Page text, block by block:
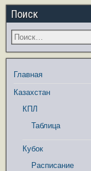
Поиск
Главная
Казахстан
КПЛ
Таблица
Кубок
Расписание